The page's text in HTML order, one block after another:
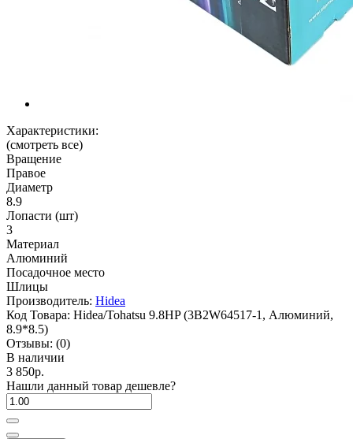
Характеристики:
(смотреть все)
Вращение
Правое
Диаметр
8.9
Лопасти (шт)
3
Материал
Алюминий
Посадочное место
Шлицы
Производитель: Hidea
Код Товара: Hidea/Tohatsu 9.8HP (3B2W64517-1, Алюминий,
8.9*8.5)
Отзывы: (0)
В наличии
3 850р.
Нашли данный товар дешевле?